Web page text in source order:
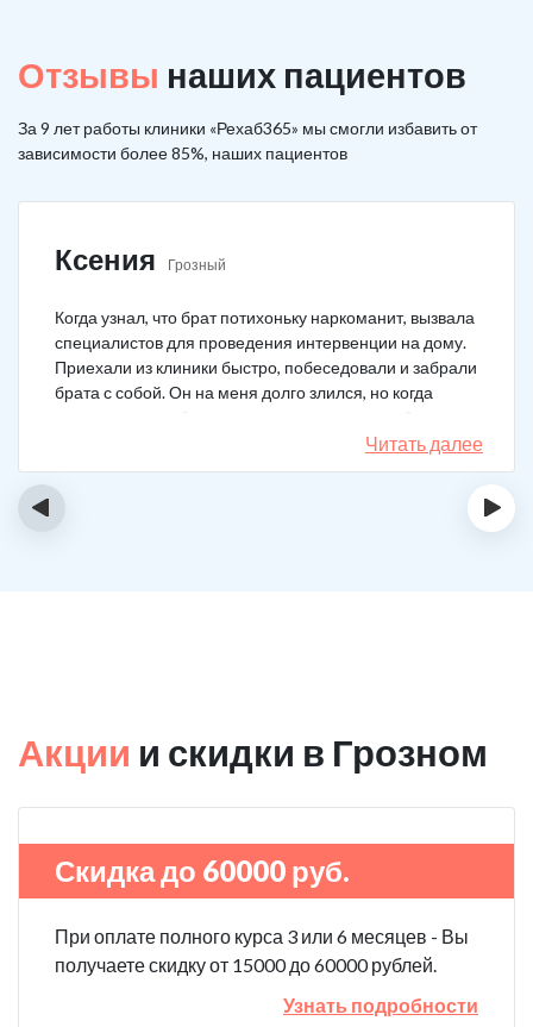
Отзывы наших пациентов
За 9 лет работы клиники «Рехаб365» мы смогли избавить от
зависимости более 85%, наших пациентов
Ксения Грозный
Когда узнал, что брат потихоньку наркоманит, вызвала
специалистов для проведения интервенции на дому.
Приехали из клиники быстро, побеседовали и забрали
брата с собой. Он на меня долго злился, но когда
понял, что если бы я не пошла на тот шаг, он бы не
выкарабкался. После курса вышел здоровым. Больше
не принимает.
Читать далее
‹ ›
Акции и скидки в Грозном
Скидка до 60000 руб.
При оплате полного курса 3 или 6 месяцев - Вы
получаете скидку от 15000 до 60000 рублей.
Узнать подробности